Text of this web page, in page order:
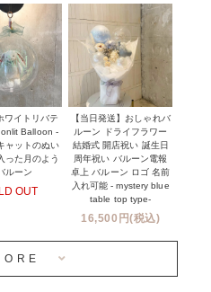
ークスタイルバルーン
リント内容-
バルーン特集
・名古屋 星ヶ丘店・滋賀 配送
店-
て
ワイトリバテ
Balloon -
ャットのぬい
った月のよう
ルーン
OUT
【当日発送】おしゃれバ
ルーン ドライフラワー
結婚式 開店祝い 誕生日
周年祝い バルーン電報
卓上 バルーン ロゴ 名前
入れ可能 - mystery blue
table top type-
16,500円(税込)